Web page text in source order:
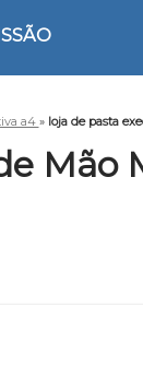
a4 » loja de pasta
Mão